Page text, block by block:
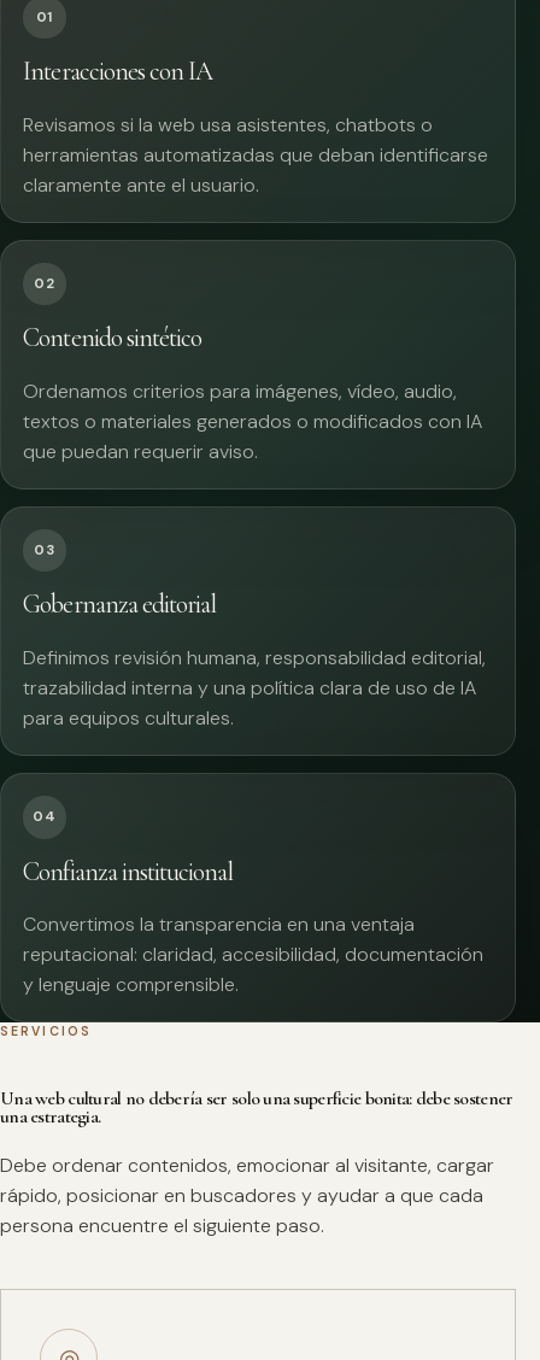
01
Interacciones con IA
Revisamos si la web usa asistentes, chatbots o
herramientas automatizadas que deban identificarse
claramente ante el usuario.
02
Contenido sintético
Ordenamos criterios para imágenes, vídeo, audio,
textos o materiales generados o modificados con IA
que puedan requerir aviso.
03
Gobernanza editorial
Definimos revisión humana, responsabilidad editorial,
trazabilidad interna y una política clara de uso de IA
para equipos culturales.
04
Confianza institucional
Convertimos la transparencia en una ventaja
reputacional: claridad, accesibilidad, documentación
y lenguaje comprensible.
SERVICIOS
Una web cultural no debería ser solo una superficie bonita: debe sostener
una estrategia.
Debe ordenar contenidos, emocionar al visitante, cargar
rápido, posicionar en buscadores y ayudar a que cada
persona encuentre el siguiente paso.